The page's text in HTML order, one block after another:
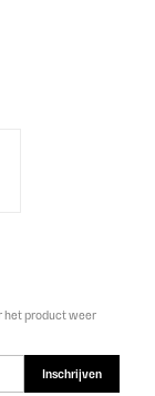
het product weer
Inschrijven